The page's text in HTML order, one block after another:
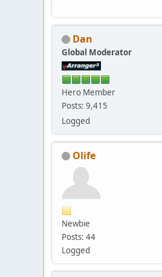
Dan
Global Moderator
Hero Member
Posts: 9,415
Logged
Olife
Newbie
Posts: 44
Logged